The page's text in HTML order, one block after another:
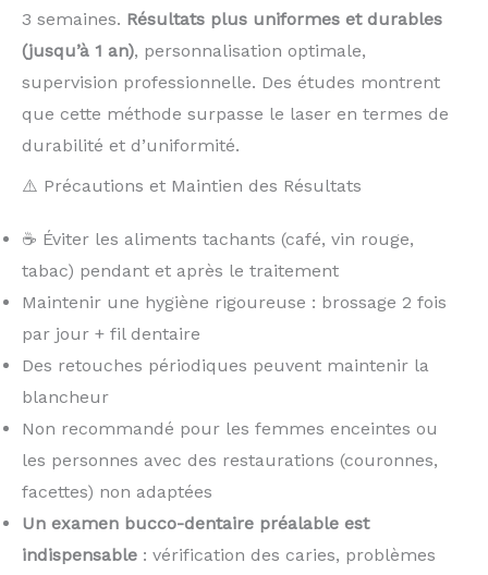
3 semaines. Résultats plus uniformes et durables
(jusqu’à 1 an), personnalisation optimale,
supervision professionnelle. Des études montrent
que cette méthode surpasse le laser en termes de
durabilité et d’uniformité.
⚠️ Précautions et Maintien des Résultats
☕ Éviter les aliments tachants (café, vin rouge,
tabac) pendant et après le traitement
Maintenir une hygiène rigoureuse : brossage 2 fois
par jour + fil dentaire
Des retouches périodiques peuvent maintenir la
blancheur
Non recommandé pour les femmes enceintes ou
les personnes avec des restaurations (couronnes,
facettes) non adaptées
Un examen bucco-dentaire préalable est
indispensable : vérification des caries, problèmes